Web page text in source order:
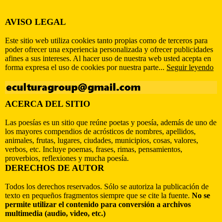
AVISO LEGAL
Este sitio web utiliza cookies tanto propias como de terceros para
poder ofrecer una experiencia personalizada y ofrecer publicidades
afines a sus intereses. Al hacer uso de nuestra web usted acepta en
forma expresa el uso de cookies por nuestra parte... Seguir leyendo
ACERCA DEL SITIO
Las poesías es un sitio que reúne poetas y poesía, además de uno de
los mayores compendios de acrósticos de nombres, apellidos,
animales, frutas, lugares, ciudades, municipios, cosas, valores,
verbos, etc. Incluye poemas, frases, rimas, pensamientos,
proverbios, reflexiones y mucha poesía.
DERECHOS DE AUTOR
Todos los derechos reservados. Sólo se autoriza la publicación de
texto en pequeños fragmentos siempre que se cite la fuente. No se
permite utilizar el contenido para conversión a archivos
multimedia (audio, video, etc.)